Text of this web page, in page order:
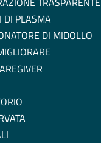
DI PLASMA
DI MIDOLLO